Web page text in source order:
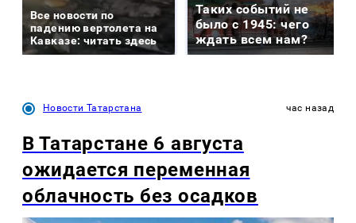
Все новости по
падению вертолета на
Кавказе: читать здесь
Таких событий не
было с 1945: чего
ждать всем нам?
Новости Татарстана час назад
В Татарстане 6 августа
ожидается переменная
облачность без осадков